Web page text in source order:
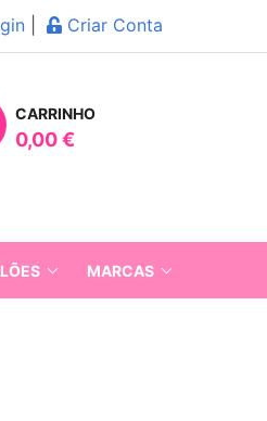
Criar Conta
CARRINHO
0,00 €
MARCAS